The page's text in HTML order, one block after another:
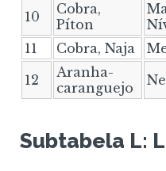
10
Cobra,
Píton
11
Cobra, Naja
12
Aranha-
caranguejo
Subtabela L: